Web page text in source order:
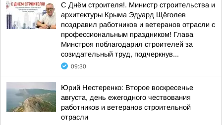
С Днём строителя!. Министр строительства и
архитектуры Крыма Эдуард Щёголев
поздравил работников и ветеранов отрасли с
профессиональным праздником! Глава
Минстроя поблагодарил строителей за
созидательный труд, подчеркнув...
09:30
Юрий Нестеренко: Второе воскресенье
августа, день ежегодного чествования
работников и ветеранов строительной
отрасли